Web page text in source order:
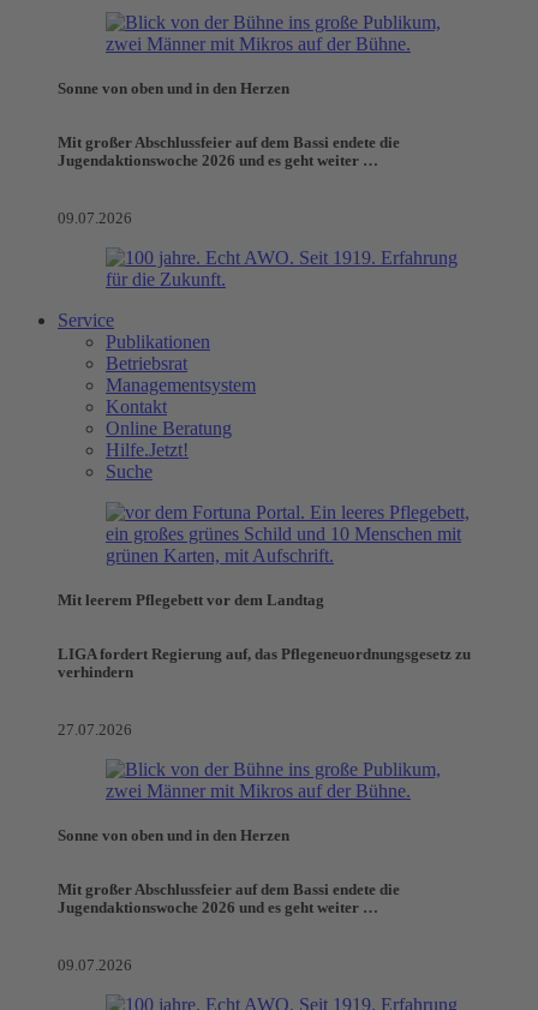
Sonne von oben und in den Herzen
Mit großer Abschlussfeier auf dem Bassi endete die
Jugendaktionswoche 2026 und es geht weiter …
09.07.2026
Service
Publikationen
Betriebsrat
Managementsystem
Kontakt
Online Beratung
Hilfe.Jetzt!
Suche
Mit leerem Pflegebett vor dem Landtag
LIGA fordert Regierung auf, das Pflegeneuordnungsgesetz zu
verhindern
27.07.2026
Sonne von oben und in den Herzen
Mit großer Abschlussfeier auf dem Bassi endete die
Jugendaktionswoche 2026 und es geht weiter …
09.07.2026